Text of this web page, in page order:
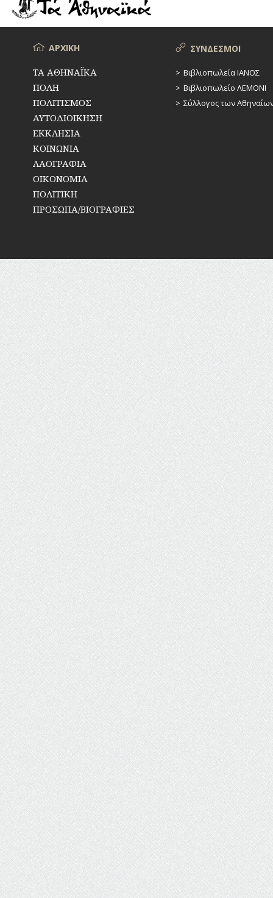
ΜενούΑΡΧΙΚΗ
ΤΑ ΑΘΗΝΑΪΚΑ
ΠΟΛΗ
ΠΟΛΙΤΙΣΜΟΣ
ΑΥΤΟΔΙΟΙΚΗΣΗ
ΕΚΚΛΗΣΙΑ
ΚΟΙΝΩΝΙΑ
ΛΑΟΓΡΑΦΙΑ
ΟΙΚΟΝΟΜΙΑ
ΠΟΛΙΤΙΚΗ
ΠΡΟΣΩΠΑ/ΒΙΟΓΡΑΦΙΕΣ
ΣΥΝΔΕΣΜΟΙ
Βιβλιοπωλεία ΙΑΝΟΣ
Βιβλιοπωλείο ΛΕΜΟΝΙ
Σύλλογος των